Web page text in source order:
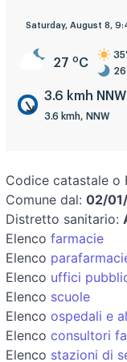
Saturday, August 8,
27 oC
35
26
3.6 kmh NNW
3.6 kmh, NNW
5:00
3.6 kmh
8:00
28oC
3.6 kmh
Codice catastale o
Comune dal: 02/
Distretto sanitario:
Elenco farmacie
Elenco
Elenco uffici
Elenco scuole
Elenco ospedali e
Elenco consultori
Elenco stazioni di